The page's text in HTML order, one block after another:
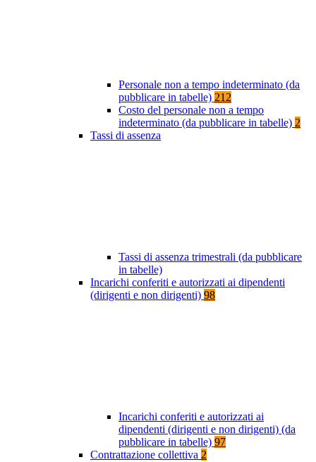
Personale non a tempo indeterminato (da
pubblicare in tabelle) 212
Costo del personale non a tempo
indeterminato (da pubblicare in tabelle) 2
Tassi di assenza
Tassi di assenza trimestrali (da pubblicare
in tabelle)
Incarichi conferiti e autorizzati ai dipendenti
(dirigenti e non dirigenti) 98
Incarichi conferiti e autorizzati ai
dipendenti (dirigenti e non dirigenti) (da
pubblicare in tabelle) 97
Contrattazione collettiva 2